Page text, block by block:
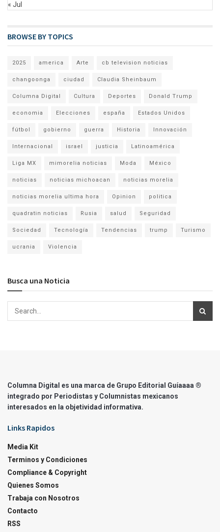
« Jul
BROWSE BY TOPICS
2025 america Arte cb television noticias
changoonga ciudad Claudia Sheinbaum
Columna Digital Cultura Deportes Donald Trump
economia Elecciones españa Estados Unidos
fútbol gobierno guerra Historia Innovación
Internacional israel justicia Latinoamérica
Liga MX mimorelia noticias Moda México
noticias noticias michoacan noticias morelia
noticias morelia ultima hora Opinion politica
quadratin noticias Rusia salud Seguridad
Sociedad Tecnología Tendencias trump Turismo
ucrania Violencia
Busca una Noticia
Columna Digital es una marca de Grupo Editorial Guíaaaa ®
integrado por Periodistas y Columnistas mexicanos
interesados en la objetividad informativa.
Links Rapidos
Media Kit
Terminos y Condiciones
Compliance & Copyright
Quienes Somos
Trabaja con Nosotros
Contacto
RSS